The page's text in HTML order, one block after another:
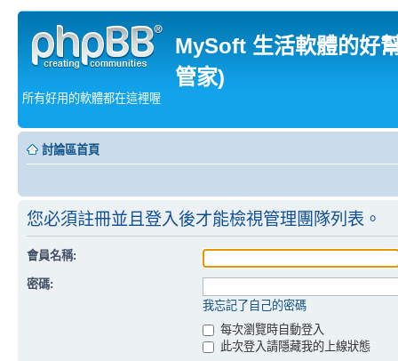
MySoft 生活軟體的好
管家)
所有好用的軟體都在這裡喔
討論區首頁
您必須註冊並且登入後才能檢視管理團隊列表。
會員名稱:
密碼:
我忘記了自己的密碼
每次瀏覽時自動登入
此次登入請隱藏我的上線狀態